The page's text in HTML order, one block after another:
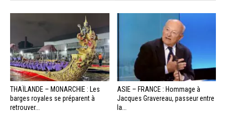
THAÏLANDE – MONARCHIE : Les
barges royales se préparent à
retrouver...
ASIE – FRANCE : Hommage à
Jacques Gravereau, passeur entre
la...